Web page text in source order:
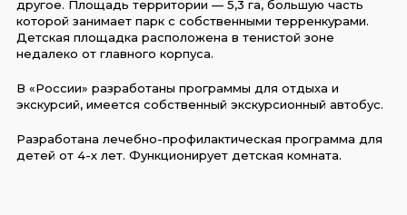
другое. Площадь территории — 5,3 га, большую часть
которой занимает парк с собственными терренкурами.
Детская площадка расположена в тенистой зоне
недалеко от главного корпуса.
В «России» разработаны программы для отдыха и
экскурсий, имеется собственный экскурсионный автобус.
Разработана лечебно-профилактическая программа для
детей от 4-х лет. Функционирует детская комната.